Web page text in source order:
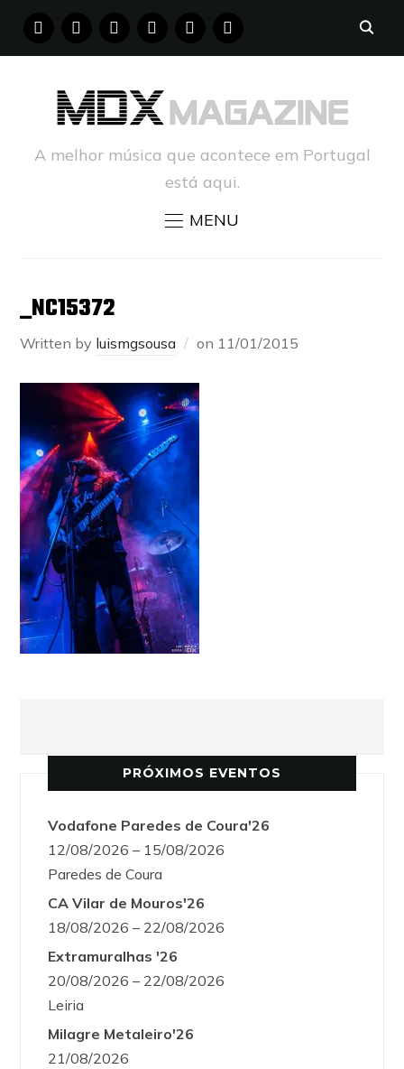
FACEBOOKINSTAGRAM
YOUTUBE PINTERESTTUMBLR
A melhor música que acontece em Portugal
está aqui.
MENU
_NC15372
Written by luismgsousa on 11/01/2015
PRÓXIMOS EVENTOS
Vodafone Paredes de Coura'26
12/08/2026 – 15/08/2026
Paredes de Coura
CA Vilar de Mouros'26
18/08/2026 – 22/08/2026
Extramuralhas '26
20/08/2026 – 22/08/2026
Leiria
Milagre Metaleiro'26
21/08/2026